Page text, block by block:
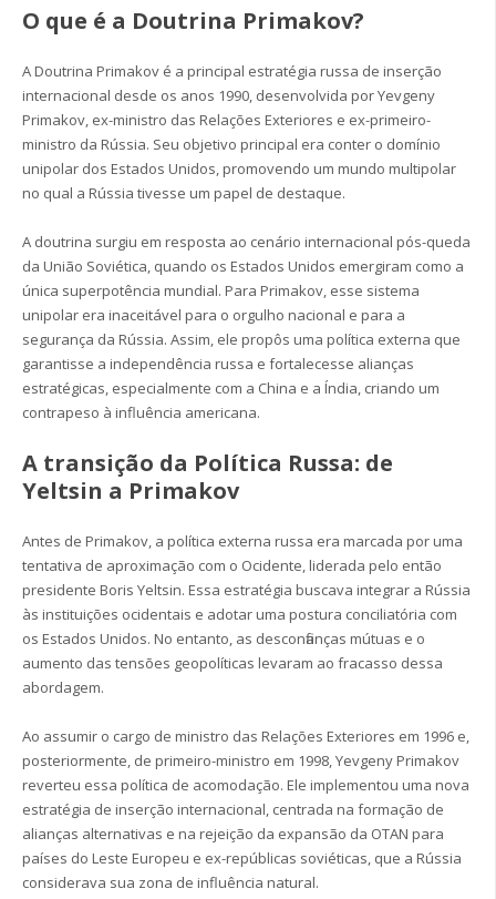
O que é a Doutrina Primakov?
A Doutrina Primakov é a principal estratégia russa de inserção
internacional desde os anos 1990, desenvolvida por Yevgeny
Primakov, ex-ministro das Relações Exteriores e ex-primeiro-
ministro da Rússia. Seu objetivo principal era conter o domínio
unipolar dos Estados Unidos, promovendo um mundo multipolar
no qual a Rússia tivesse um papel de destaque.
A doutrina surgiu em resposta ao cenário internacional pós-queda
da União Soviética, quando os Estados Unidos emergiram como a
única superpotência mundial. Para Primakov, esse sistema
unipolar era inaceitável para o orgulho nacional e para a
segurança da Rússia. Assim, ele propôs uma política externa que
garantisse a independência russa e fortalecesse alianças
estratégicas, especialmente com a China e a Índia, criando um
contrapeso à influência americana.
A transição da Política Russa: de
Yeltsin a Primakov
Antes de Primakov, a política externa russa era marcada por uma
tentativa de aproximação com o Ocidente, liderada pelo então
presidente Boris Yeltsin. Essa estratégia buscava integrar a Rússia
às instituições ocidentais e adotar uma postura conciliatória com
os Estados Unidos. No entanto, as desconfianças mútuas e o
aumento das tensões geopolíticas levaram ao fracasso dessa
abordagem.
Ao assumir o cargo de ministro das Relações Exteriores em 1996 e,
posteriormente, de primeiro-ministro em 1998, Yevgeny Primakov
reverteu essa política de acomodação. Ele implementou uma nova
estratégia de inserção internacional, centrada na formação de
alianças alternativas e na rejeição da expansão da OTAN para
países do Leste Europeu e ex-repúblicas soviéticas, que a Rússia
considerava sua zona de influência natural.